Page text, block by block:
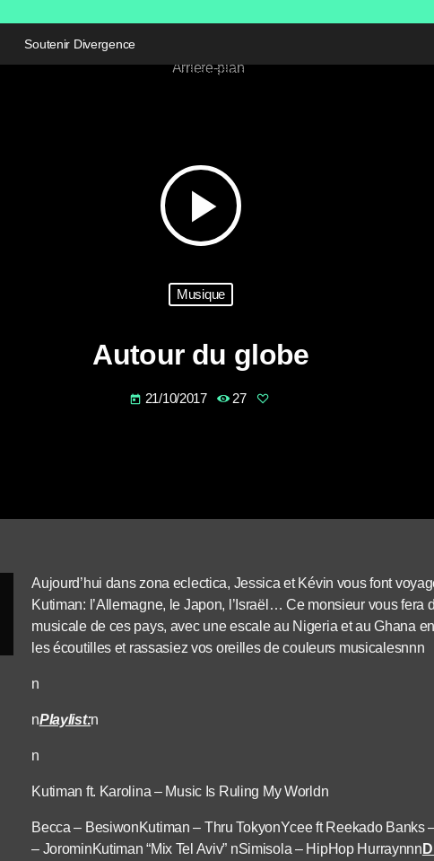
Soutenir Divergence
play_arrow
Musique
Autour du globe
today 21/10/2017 27
Aujourd’hui dans zona eclectica, Jessica et Kévin vous font
Kutiman: l’Allemagne, le Japon, l’Israël… Ce monsieur vous fera
musicale de ces pays, avec une escale au Nigeria et au Ghana
les écoutilles et rassasiez vos oreilles de couleurs musicalesnnn
n
nPlaylist:n
n
Kutiman ft. Karolina – Music Is Ruling My Worldn
Becca – BesiwonKutiman – Thru TokyonYcee ft Reekado Banks
– JorominKutiman “Mix Tel Aviv” nSimisola – HipHop Hurraynnn